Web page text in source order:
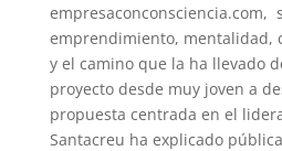
empresaconconsciencia.com,
emprendimiento, mentalidad,
y el camino que la ha llevado
proyecto desde muy joven a
propuesta centrada en el
Santacreu ha explicado